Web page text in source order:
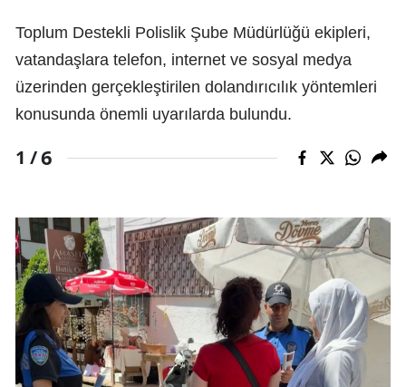
Toplum Destekli Polislik Şube Müdürlüğü ekipleri,
vatandaşlara telefon, internet ve sosyal medya
üzerinden gerçekleştirilen dolandırıcılık yöntemleri
konusunda önemli uyarılarda bulundu.
1 /6